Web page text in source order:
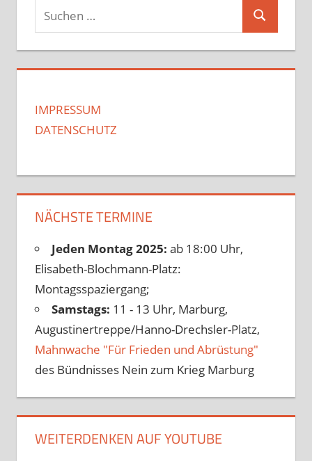
Suchen
nach:
Suchen
IMPRESSUM
DATENSCHUTZ
NÄCHSTE TERMINE
Jeden Montag 2025: ab 18:00 Uhr,
Elisabeth-Blochmann-Platz:
Montagsspaziergang;
Samstags: 11 - 13 Uhr, Marburg,
Augustinertreppe/Hanno-Drechsler-Platz,
Mahnwache "Für Frieden und Abrüstung"
des Bündnisses Nein zum Krieg Marburg
WEITERDENKEN AUF YOUTUBE